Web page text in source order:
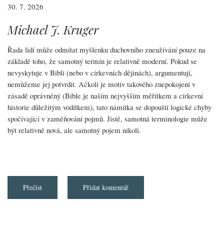
30. 7. 2026
Michael J. Kruger
Řada lidí může odmítat myšlenku duchovního zneužívání pouze na
základě toho, že samotný termín je relativně moderní. Pokud se
nevyskytuje v Bibli (nebo v církevních dějinách), argumentují,
nemůžeme jej potvrdit. Ačkoli je motiv takového znepokojení v
zásadě oprávněný (Bible je naším nejvyšším měřítkem a církevní
historie důležitým vodítkem), tato námitka se dopouští logické chyby
spočívající v zaměňování pojmů. Jistě, samotná terminologie může
být relativně nová, ale samotný pojem nikoli.
Přečíst
mýtů
Přidat komentář